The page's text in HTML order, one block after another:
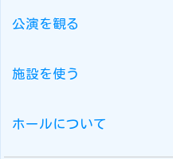
公演を観る
施設を使う
ホールについて